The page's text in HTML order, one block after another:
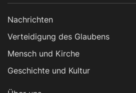
Nachrichten
Verteidigung des Glaubens
Mensch und Kirche
Geschichte und Kultur